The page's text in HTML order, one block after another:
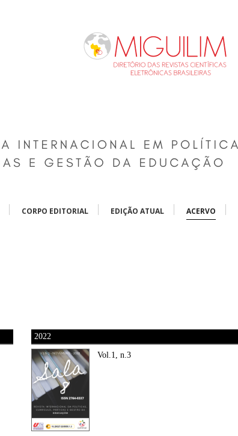
CORPO EDITORIAL EDIÇÃO ATUAL ACERVO
2022
Vol.1, n.3